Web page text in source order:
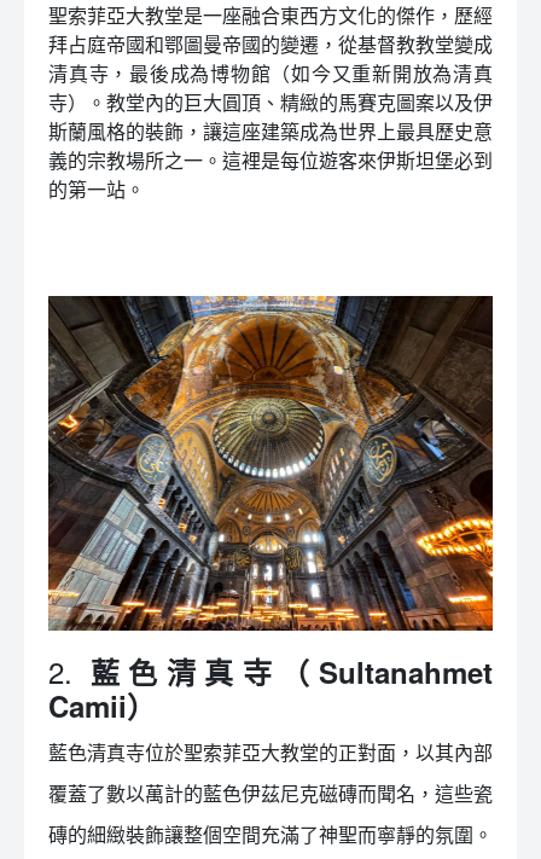
聖索菲亞大教堂是一座融合東西方文化的傑作，歷經
拜占庭帝國和鄂圖曼帝國的變遷，從基督教教堂變成
清真寺，最後成為博物館（如今又重新開放為清真
寺）。教堂內的巨大圓頂、精緻的馬賽克圖案以及伊
斯蘭風格的裝飾，讓這座建築成為世界上最具歷史意
義的宗教場所之一。這裡是每位遊客來伊斯坦堡必到
的第一站。
2. 藍色清真寺（Sultanahmet
Camii）
藍色清真寺位於聖索菲亞大教堂的正對面，以其內部
覆蓋了數以萬計的藍色伊茲尼克磁磚而聞名，這些瓷
磚的細緻裝飾讓整個空間充滿了神聖而寧靜的氛圍。